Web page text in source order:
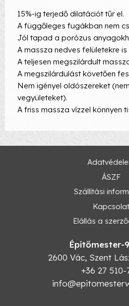
15%-ig terjedő dilatációt tűr el.
A függőleges fugákban nem
Jól tapad a porózus
A massza nedves felületekre is
A teljesen megszilárdult
A megszilárdulást követően
Nem igényel oldószereket
vegyületeket).
A friss massza vízzel könnyen
ÁSZF
Szállítási
Kapcsolat
Elállás a
Építőmester-
2600 Vác, Szent
+36 27 510-